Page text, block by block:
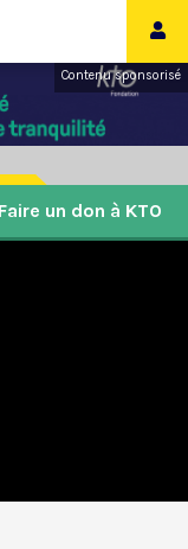
Contenu sponsorisé
Faire un don à KTO